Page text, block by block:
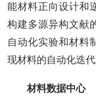
能材料正向设计和
构建多源异构文献
自动化实验和材料
现材料的自动化迭代
材料数据中心